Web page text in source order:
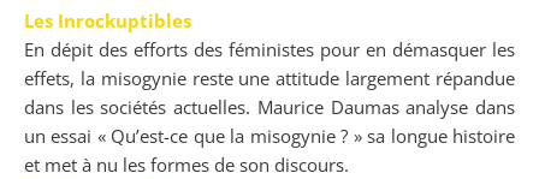
Les Inrockuptibles
En dépit des efforts des féministes pour en démasquer les
effets, la misogynie reste une attitude largement répandue
dans les sociétés actuelles. Maurice Daumas analyse dans
un essai « Qu’est-ce que la misogynie ? » sa longue histoire
et met à nu les formes de son discours.